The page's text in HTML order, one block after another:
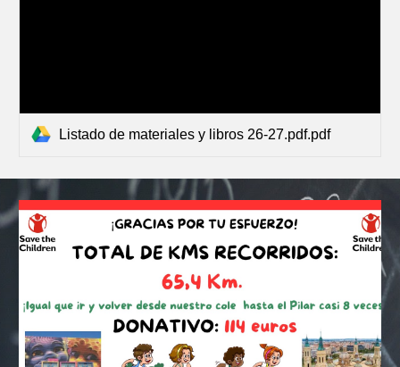
Listado de materiales y libros 26-27.pdf.pdf